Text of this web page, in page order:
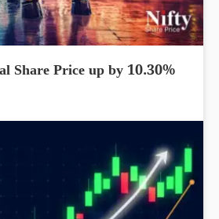
Share Price up by 10.30%